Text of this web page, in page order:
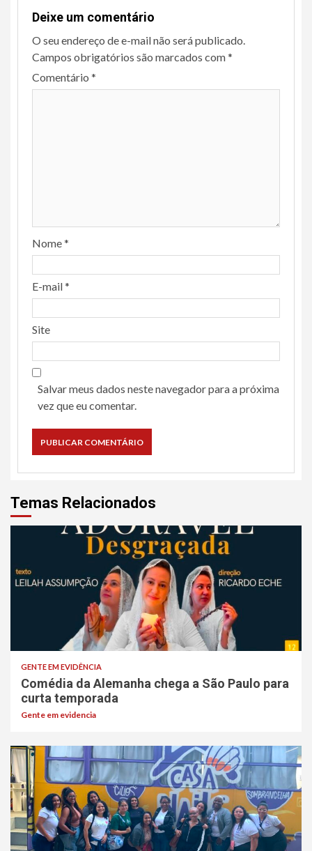
Deixe um comentário
O seu endereço de e-mail não será publicado.
Campos obrigatórios são marcados com*
Comentário *
Nome*
E-mail*
Site
Salvar meus dados neste navegador para a próxima
vez que eu comentar.
Temas Relacionados
GENTE EM EVIDÊNCIA
Comédia da Alemanha chega a São Paulo para
curta temporada
Gente em evidencia